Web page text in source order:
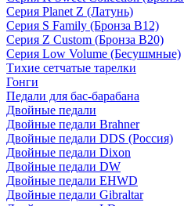
Серия Planet Z (Латунь)
Серия S Family (Бронза B12)
Серия Z Custom (Бронза B20)
Серия Low Volume (Бесушмные)
Тихие сетчатые тарелки
Гонги
Педали для бас-барабана
Двойные педали
Двойные педали Brahner
Двойные педали DDS (Россия)
Двойные педали Dixon
Двойные педали DW
Двойные педали EHWD
Двойные педали Gibraltar